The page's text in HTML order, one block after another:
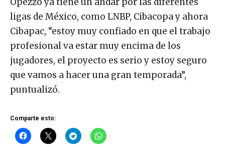
ligas de México, como LNBP, Cibacopa y ahora
Cibapac, “estoy muy confiado en que el trabajo
profesional va estar muy encima de los
jugadores, el proyecto es serio y estoy seguro
que vamos a hacer una gran temporada”,
puntualizó.
Comparte esto: